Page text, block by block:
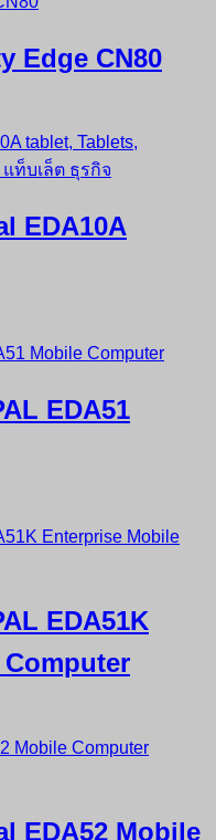
Edge CN80
EDA10A
EDA51
EDA51K
EDA52 Mobile